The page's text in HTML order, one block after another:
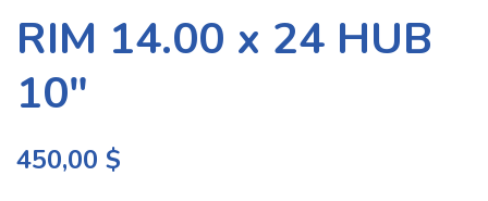
RIM 14.00 x 24 HUB
10″
450,00 $